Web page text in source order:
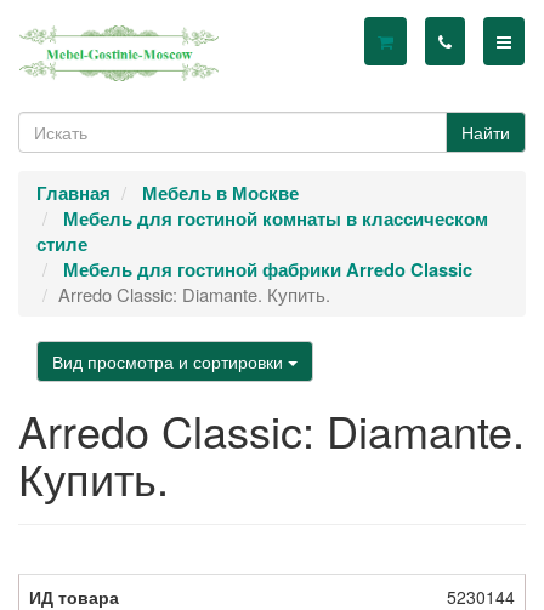
Найти
Главная
Мебель в Москве
Мебель для гостиной комнаты в классическом
стиле
Мебель для гостиной фабрики Arredo Classic
Arredo Classic: Diamante. Купить.
Вид просмотра и сортировки
Arredo Classic: Diamante.
Купить.
5230144